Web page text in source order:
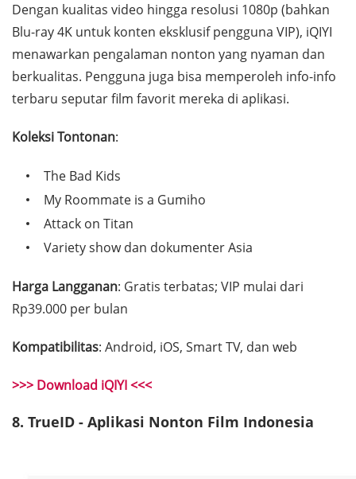
Dengan kualitas video hingga resolusi 1080p (bahkan
Blu-ray 4K untuk konten eksklusif pengguna VIP), iQIYI
menawarkan pengalaman nonton yang nyaman dan
berkualitas. Pengguna juga bisa memperoleh info-info
terbaru seputar film favorit mereka di aplikasi.
Koleksi Tontonan:
The Bad Kids
My Roommate is a Gumiho
Attack on Titan
Variety show dan dokumenter Asia
Harga Langganan: Gratis terbatas; VIP mulai dari
Rp39.000 per bulan
Kompatibilitas: Android, iOS, Smart TV, dan web
>>> Download iQIYI <<<
8. TrueID - Aplikasi Nonton Film Indonesia